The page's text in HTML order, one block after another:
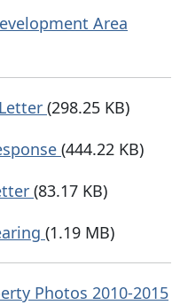
Area
(298.25 KB)
(444.22 KB)
(83.17 KB)
(1.19 MB)
Photos 2010-2015